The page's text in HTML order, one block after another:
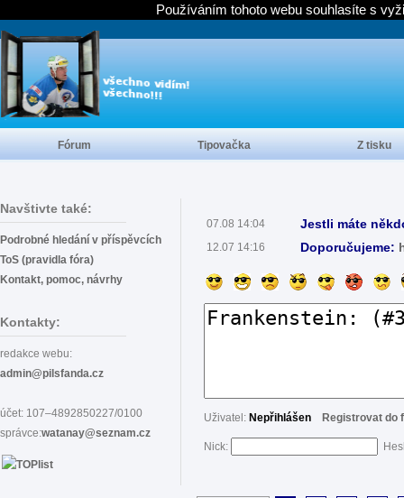
Navštivte také:
Podrobné hledání v příspěvcích
ToS (pravidla fóra)
Kontakt, pomoc, návrhy
Kontakty:
redakce webu:
admin@pilsfanda.cz
účet: 107–4892850227/0100
správce:watanay@seznam.cz
07.08 14:04 Jestli máte
12.07 14:16 Doporučujeme:
Uživatel: Nepřihlášen Registrovat do
Nick:
Fórum Tipovačka Z tisku
Používáním tohoto webu souhlasíte s